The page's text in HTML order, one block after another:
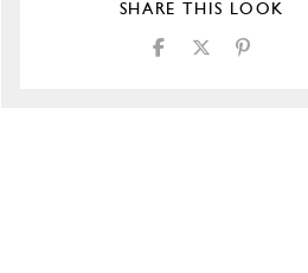
SHARE THIS LOOK